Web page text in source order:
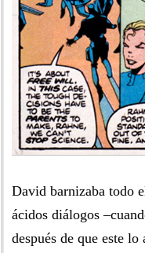
David barnizaba todo
ácidos diálogos
después de que este